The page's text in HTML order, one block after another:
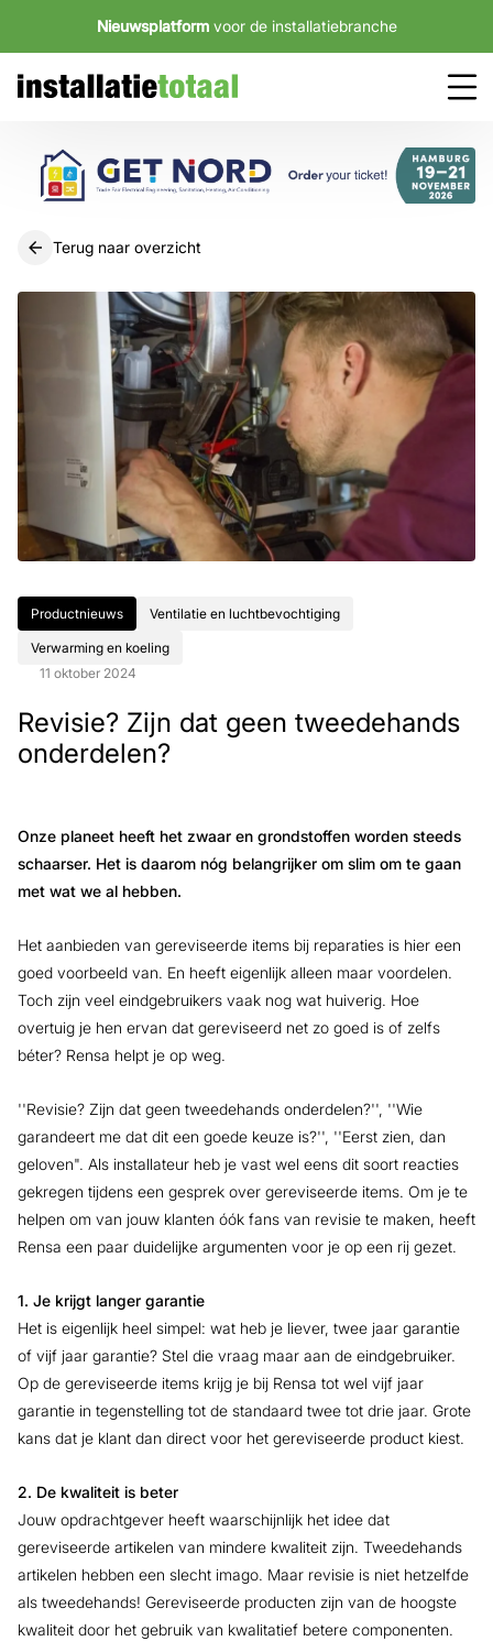
Nieuwsplatform voor de installatiebranche
Terug naar overzicht
Productnieuws Ventilatie en luchtbevochtiging
Verwarming en koeling
11 oktober 2024
Revisie? Zijn dat geen tweedehands
onderdelen?
Onze planeet heeft het zwaar en grondstoffen worden steeds
schaarser. Het is daarom nóg belangrijker om slim om te gaan
met wat we al hebben.
Het aanbieden van gereviseerde items bij reparaties is hier een
goed voorbeeld van. En heeft eigenlijk alleen maar voordelen.
Toch zijn veel eindgebruikers vaak nog wat huiverig. Hoe
overtuig je hen ervan dat gereviseerd net zo goed is of zelfs
béter? Rensa helpt je op weg.
''Revisie? Zijn dat geen tweedehands onderdelen?'', ''Wie
garandeert me dat dit een goede keuze is?'', ''Eerst zien, dan
geloven". Als installateur heb je vast wel eens dit soort reacties
gekregen tijdens een gesprek over gereviseerde items. Om je te
helpen om van jouw klanten óók fans van revisie te maken, heeft
Rensa een paar duidelijke argumenten voor je op een rij gezet.
1. Je krijgt langer garantie
Het is eigenlijk heel simpel: wat heb je liever, twee jaar garantie
of vijf jaar garantie? Stel die vraag maar aan de eindgebruiker.
Op de gereviseerde items krijg je bij Rensa tot wel vijf jaar
garantie in tegenstelling tot de standaard twee tot drie jaar. Grote
kans dat je klant dan direct voor het gereviseerde product kiest.
2. De kwaliteit is beter
Jouw opdrachtgever heeft waarschijnlijk het idee dat
gereviseerde artikelen van mindere kwaliteit zijn. Tweedehands
artikelen hebben een slecht imago. Maar revisie is niet hetzelfde
als tweedehands! Gereviseerde producten zijn van de hoogste
kwaliteit door het gebruik van kwalitatief betere componenten.